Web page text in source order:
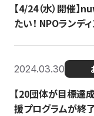
【4/24（水）開催】
たい！ NPOランデ
2024.03.30
【20団体が目標達
援プログラムが終了